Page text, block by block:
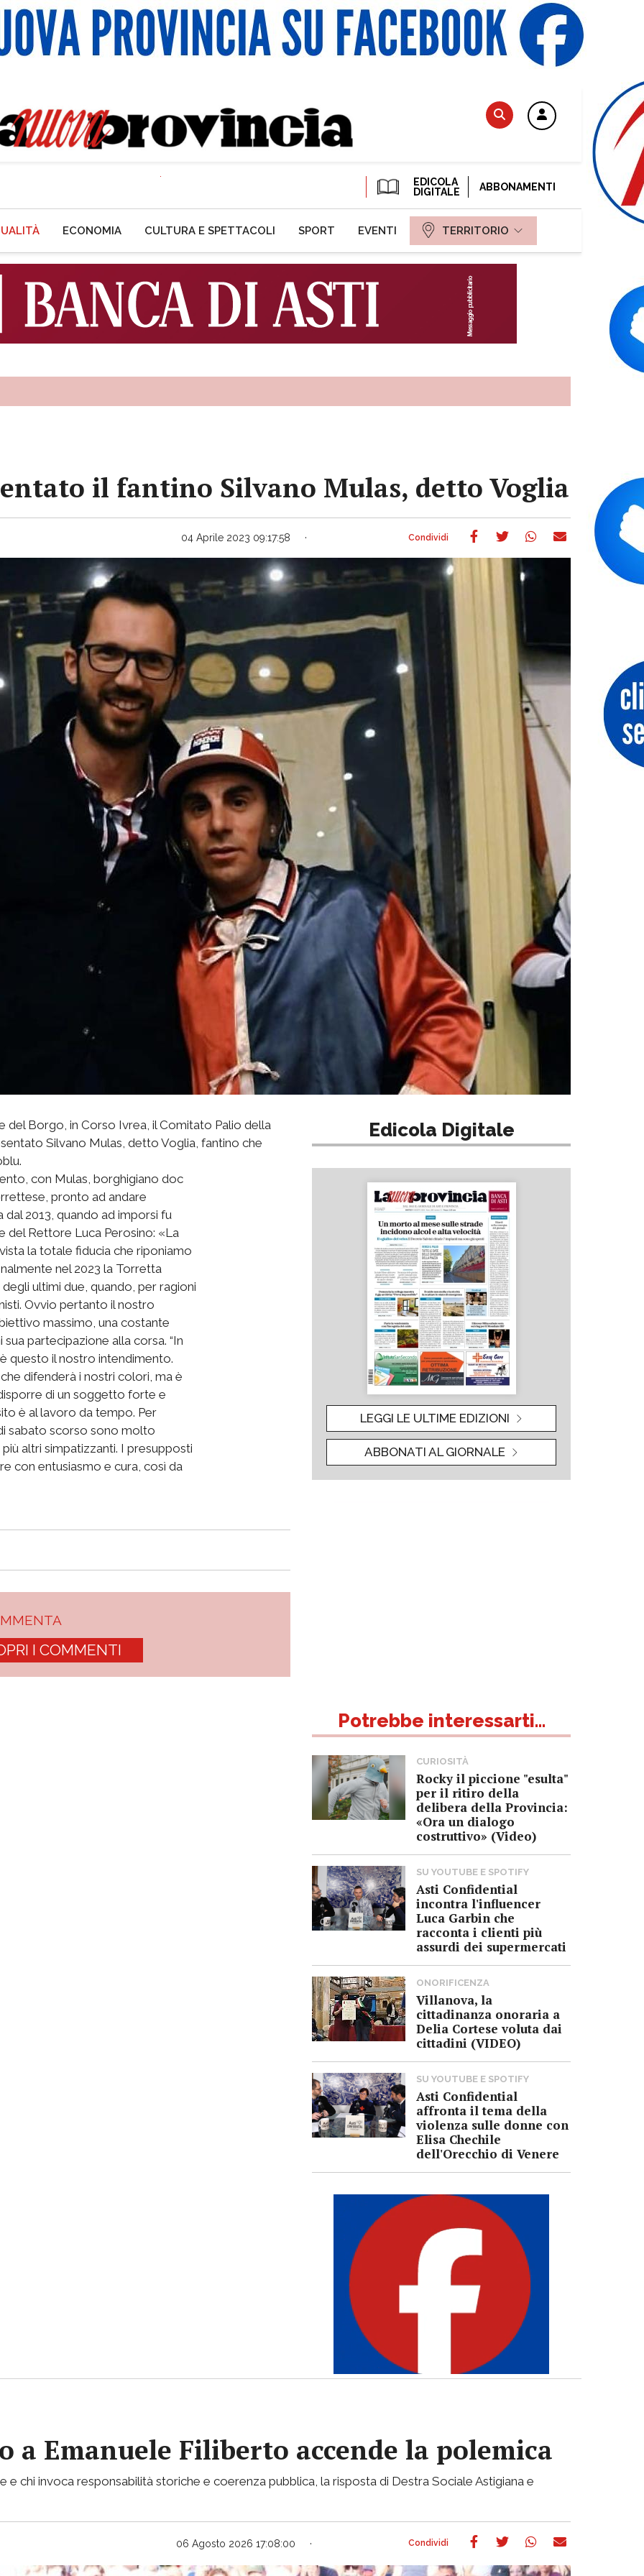
EDICOLA
DIGITALE
ABBONAMENTI
ECONOMIA CULTURA E SPETTACOLI SPORT EVENTI TERRITORIO
il fantino Silvano Mulas, detto Voglia
04 Aprile 2023 09:17:58
Borgo, in Corso Ivrea, il Comitato Palio della
Silvano Mulas, detto Voglia, fantino che
con Mulas, borghigiano doc
pronto ad andare
2013, quando ad imporsi fu
del Rettore Luca Perosino: «La
la totale fiducia che riponiamo
nel 2023 la Torretta
ultimi due, quando, per ragioni
Ovvio pertanto il nostro
massimo, una costante
partecipazione alla corsa. “In
questo il nostro intendimento.
difenderà i nostri colori, ma è
di un soggetto forte e
è al lavoro da tempo. Per
sabato scorso sono molto
altri simpatizzanti. I presupposti
con entusiasmo e cura, così da
I COMMENTI
Edicola Digitale
LEGGI LE ULTIME EDIZIONI
ABBONATI AL GIORNALE
Potrebbe interessarti...
CURIOSITÀ
Rocky il piccione "esulta"
per il ritiro della
delibera della Provincia:
«Ora un dialogo
costruttivo» (Video)
SU YOUTUBE E SPOTIFY
Asti Confidential
incontra l'influencer
Luca Garbin che
racconta i clienti più
assurdi dei supermercati
ONORIFICENZA
Villanova, la
cittadinanza onoraria a
Delia Cortese voluta dai
cittadini (VIDEO)
SU YOUTUBE E SPOTIFY
Asti Confidential
affronta il tema della
violenza sulle donne con
Elisa Chechile
dell'Orecchio di Venere
Emanuele Filiberto accende la polemica
e chi invoca responsabilità storiche e coerenza pubblica, la risposta di Destra Sociale Astigiana e
06 Agosto 2026 17:08:00